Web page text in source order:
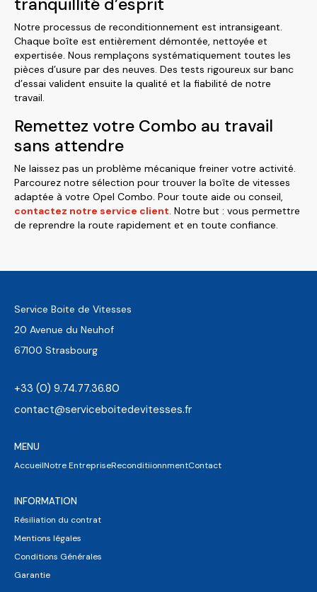
Notre processus de reconditionnement est intransigeant.
Chaque boîte est entièrement démontée, nettoyée et
expertisée. Nous remplaçons systématiquement toutes les
pièces d’usure par des neuves. Des tests rigoureux sur banc
d’essai valident ensuite la qualité et la fiabilité de notre
travail.
Remettez votre Combo au travail
sans attendre
Ne laissez pas un problème mécanique freiner votre activité.
Parcourez notre sélection pour trouver la boîte de vitesses
adaptée à votre Opel Combo. Pour toute aide ou conseil,
contactez notre service client. Notre but : vous permettre
de reprendre la route rapidement et en toute confiance.
Service Boite de Vitesses
20 Avenue du Neuhof
67100 Strasbourg
+33 (0) 9.74.77.36.80
contact@serviceboitedevitesses.fr
MENU
AccueilNotre EntrepriseReconditiionnmentContact
INFORMATION
Résiliation du contrat
Mentions légales
Conditions Générales
Garantie